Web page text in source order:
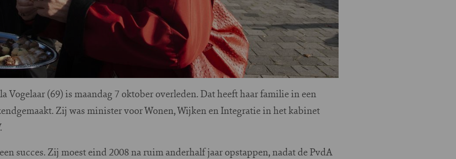
Vogelaar (69) is maandag 7 oktober overleden. Dat heeft haar familie in een
Zij was minister voor Wonen, Wijken en Integratie in het kabinet
succes. Zij moest eind 2008 na ruim anderhalf jaar opstappen, nadat de PvdA